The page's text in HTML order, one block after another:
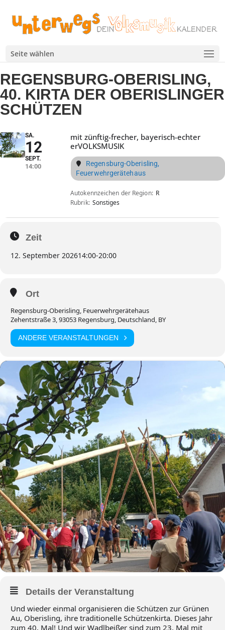
Seite wählen
REGENSBURG-OBERISLING,
40. KIRTA DER OBERISLINGER
SCHÜTZEN
SA.
12
SEPT.
14:00
mit zünftig-frecher, bayerisch-echter
erVOLKSMUSIK
Regensburg-Oberisling,
Feuerwehrgerätehaus
Autokennzeichen der Region R
Rubrik Sonstiges
Zeit
12. September 202614:00-20:00
Ort
Regensburg-Oberisling, Feuerwehrgerätehaus
Zehentstraße 3, 93053 Regensburg, Deutschland, BY
ANDERE VERANSTALTUNGEN
Details der Veranstaltung
Und wieder einmal organisieren die Schützen zur Grünen
Au, Oberisling, ihre traditionelle Schützenkirta. Dieses Jahr
zum 40. Mal! Und wir Wadlbeißer sind zum 23. Mal mit